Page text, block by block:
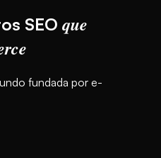
SEO que
fundada por e-